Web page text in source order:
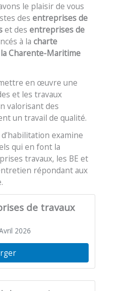
le plaisir de vous
desentreprises de
et desentreprises de
à lacharte
Charente-Maritime
en œuvre une
et les travaux
valorisant des
un travail de qualité.
examine
qui en font la
travaux, les BE et
répondant aux
de travaux
2026